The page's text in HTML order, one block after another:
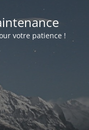
votre patience !